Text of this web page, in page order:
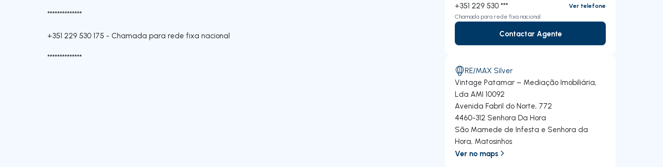
**************
+351 229 530 175 - Chamada para rede fixa nacional
**************
+351 229 530 ***
Ver telefone
Chamada para rede fixa nacional
Contactar Agente
Contactar Agente
RE/MAX Silver
Vintage Patamar – Mediação Imobiliária,
Lda AMI 10092
Avenida Fabril do Norte, 772
4460-312 Senhora Da Hora
São Mamede de Infesta e Senhora da
Hora, Matosinhos
Ver no maps